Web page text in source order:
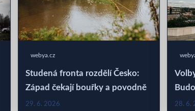
webya.cz
Studená fronta rozdělí Česko:
Západ čekají bouřky a povodně
29. 6. 2026 28. 6.